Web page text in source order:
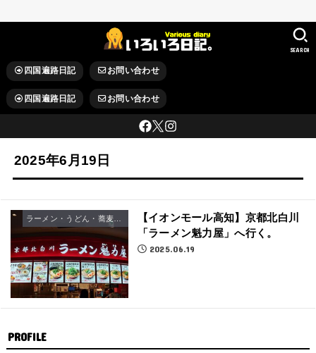
四国遍路日記 お問い合わせ
四国遍路日記 お問い合わせ
SEARCH
2025年6月19日
【イオンモール高知】京都北白川
「ラーメン魁力屋」へ行く。
2025.06.19
PROFILE